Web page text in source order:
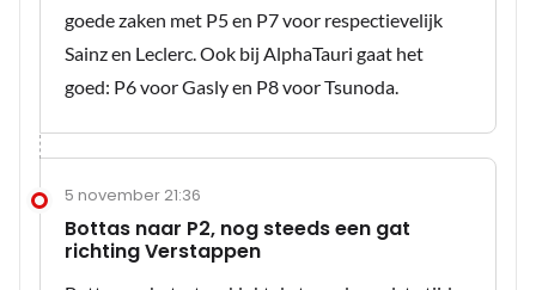
goede zaken met P5 en P7 voor respectievelijk
Sainz en Leclerc. Ook bij AlphaTauri gaat het
goed: P6 voor Gasly en P8 voor Tsunoda.
5 november 21:36
Bottas naar P2, nog steeds een gat
richting Verstappen